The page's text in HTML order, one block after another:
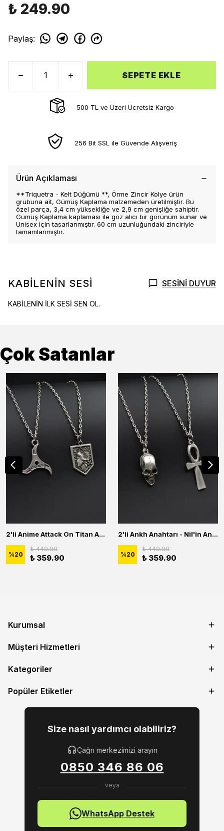
₺ 249.90
Paylaş:
SEPETE EKLE
500 TL ve Üzeri Ücretsiz Kargo
256 Bit SSL ile Güvende Alışveriş
Ürün Açıklaması
**Triquetra - Kelt Düğümü **, Örme Zincir Kolye ürün
grubuna ait, Gümüş Kaplama malzemeden üretilmiştir. Bu
özel parça, 3,4 cm yüksekliğe ve 2,9 cm genişliğe sahiptir.
Gümüş Kaplama kaplaması ile göz alıcı bir görünüm sunar ve
Unisex için tasarlanmıştır. 60 cm uzunluğundaki zinciriyle
tamamlanmıştır.
KABİLENİN SESİ SESİNİ DUYUR
KABİLENİN İLK SESİ SEN OL.
Çok Satanlar
2'li Anime Attack On Titan Acrylic Maria Anime Naruto Erkek Kadın Kolye Seti
%20
₺ 449.90
₺ 359.90
2'li Ankh Anahtarı - Nil'in Anahtarı - Kuru Kafa Erkek Kadın Kolye Seti
%20
₺ 449.90
₺ 359.90
Kurumsal
Müşteri Hizmetleri
Kategoriler
Popüler Etiketler
Size nasıl yardımcı olabiliriz?
Çağrı merkezimizi arayın
0850 346 86 06
WhatsApp Destek